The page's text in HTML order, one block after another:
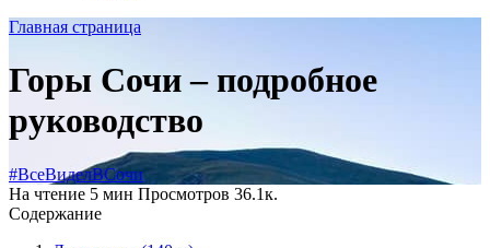
Главная страница
Горы Сочи – подробное
руководство
#ВсеВиделВСочи
На чтение 5 мин Просмотров 36.1к.
Содержание